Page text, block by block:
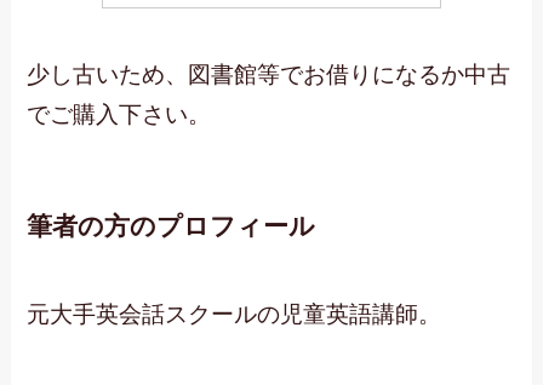
少し古いため、図書館等でお借りになるか中古
でご購入下さい。
筆者の方のプロフィール
元大手英会話スクールの児童英語講師。